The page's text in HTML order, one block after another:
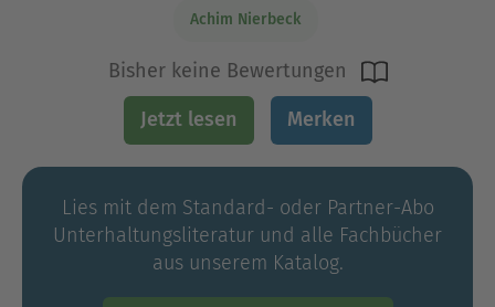
Achim Nierbeck
Bisher keine Bewertungen
Jetzt lesen Merken
Lies mit dem Standard- oder Partner-Abo
Unterhaltungs­literatur und alle Fachbücher
aus unserem Katalog.